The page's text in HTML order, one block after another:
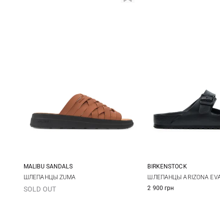
8 US 9 US
MALIBU SANDALS
ШЛЕПАНЦЫ ZUMA
SOLD OUT
40 41
BIRKENSTOCK
ШЛЕПАНЦЫ ARIZONA
2 900 грн